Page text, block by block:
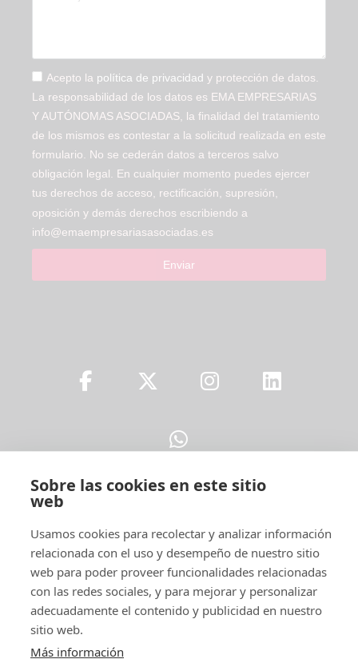
Acepto la política de privacidad y protección de datos.
La responsabilidad de los datos es EMA EMPRESARIAS
Y AUTÓNOMAS ASOCIADAS, la finalidad del tratamiento
de los mismos es contestar a la solicitud realizada en este
formulario. No se cederán datos a terceros salvo
obligación legal. En cualquier momento puedes ejercer
tus derechos de acceso, rectificación, supresión,
oposición y demás derechos escribiendo a
info@emaempresariasasociadas.es
Enviar
Legal
Sobre las cookies en este sitio
web
Usamos cookies para recolectar y analizar información
relacionada con el uso y desempeño de nuestro sitio
web para poder proveer funcionalidades relacionadas
con las redes sociales, y para mejorar y personalizar
adecuadamente el contenido y publicidad en nuestro
sitio web.
Más información